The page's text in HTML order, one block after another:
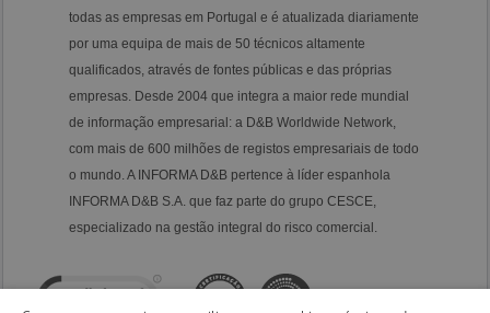
todas as empresas em Portugal e é atualizada diariamente
por uma equipa de mais de 50 técnicos altamente
qualificados, através de fontes públicas e das próprias
empresas. Desde 2004 que integra a maior rede mundial
de informação empresarial: a D&B Worldwide Network,
com mais de 600 milhões de registos empresariais de todo
o mundo. A INFORMA D&B pertence à líder espanhola
INFORMA D&B S.A. que faz parte do grupo CESCE,
especializado na gestão integral do risco comercial.